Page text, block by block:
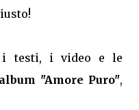
i testi, i video e le
"Amore Puro",